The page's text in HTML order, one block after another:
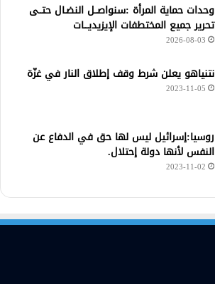
وحدات حماية المرأة :سنواصــل النضـال حتــى
تحرير جميع المختطفات الإيزيديـــات
2026-08-03
نتنياهو يعلن شرط وقف إطلاق النار في غزّة
2023-11-05
روسيا:إسرائيل ليس لها حق في الدفاع عن
النفس لأنها دولة إحتلال.
2023-11-02